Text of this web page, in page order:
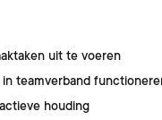
uit te voeren
teamverband
houding